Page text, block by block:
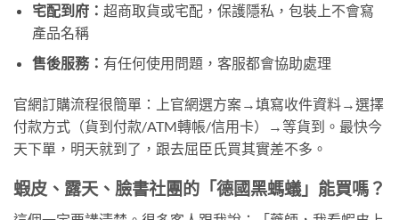
宅配到府： 超商取貨或宅配，保護隱私，包裝上不會寫
產品名稱
售後服務： 有任何使用問題，客服都會協助處理
官網訂購流程很簡單：上官網選方案→填寫收件資料→選擇
付款方式（貨到付款/ATM轉帳/信用卡）→等貨到。最快今
天下單，明天就到了，跟去屈臣氏買其實差不多。
蝦皮、露天、臉書社團的「德國黑螞蟻」能買嗎？